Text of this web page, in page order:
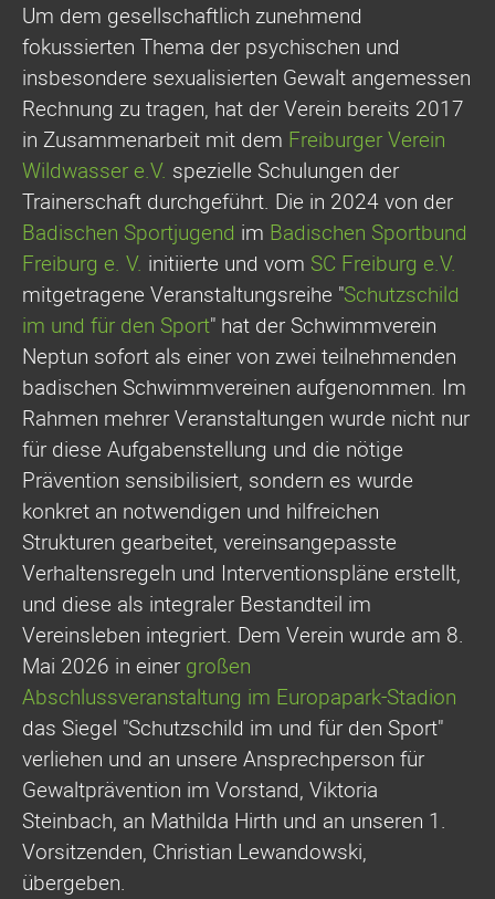
Um dem gesellschaftlich zunehmend
fokussierten Thema der psychischen und
insbesondere sexualisierten Gewalt angemessen
Rechnung zu tragen, hat der Verein bereits 2017
in Zusammenarbeit mit dem Freiburger Verein
Wildwasser e.V. spezielle Schulungen der
Trainerschaft durchgeführt. Die in 2024 von der
Badischen Sportjugend im Badischen Sportbund
Freiburg e. V. initiierte und vom SC Freiburg e.V.
mitgetragene Veranstaltungsreihe "Schutzschild
im und für den Sport" hat der Schwimmverein
Neptun sofort als einer von zwei teilnehmenden
badischen Schwimmvereinen aufgenommen. Im
Rahmen mehrer Veranstaltungen wurde nicht nur
für diese Aufgabenstellung und die nötige
Prävention sensibilisiert, sondern es wurde
konkret an notwendigen und hilfreichen
Strukturen gearbeitet, vereinsangepasste
Verhaltensregeln und Interventionspläne erstellt,
und diese als integraler Bestandteil im
Vereinsleben integriert. Dem Verein wurde am 8.
Mai 2026 in einer großen
Abschlussveranstaltung im Europapark-Stadion
das Siegel "Schutzschild im und für den Sport"
verliehen und an unsere Ansprechperson für
Gewaltprävention im Vorstand, Viktoria
Steinbach, an Mathilda Hirth und an unseren 1.
Vorsitzenden, Christian Lewandowski,
übergeben.